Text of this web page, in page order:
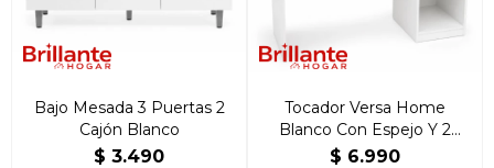
Bajo Mesada 3 Puertas 2
Cajón Blanco
$ 3.490
Tocador Versa Home
Blanco Con Espejo Y 2
Cajones
$ 6.990